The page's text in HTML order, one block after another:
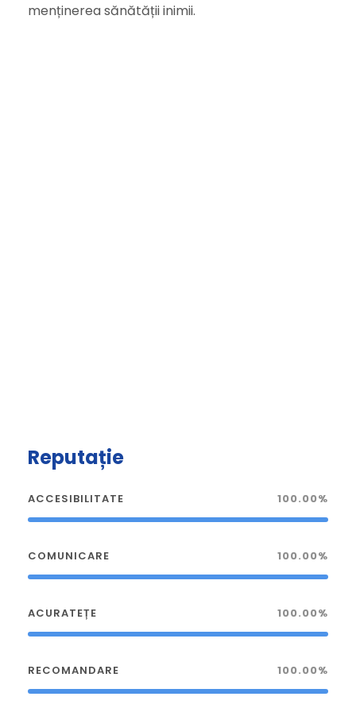
menținerea sănătății inimii.
Reputație
ACCESIBILITATE 100.00%
COMUNICARE 100.00%
ACURATEȚE 100.00%
RECOMANDARE 100.00%